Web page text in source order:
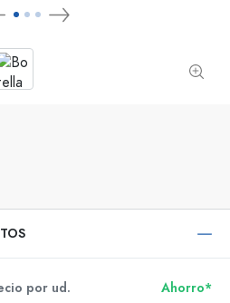
por ud.
Ahorro*